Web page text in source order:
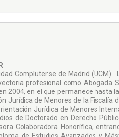
Complutense de Madrid
profesional como Abogada
2004, en el que permanece
Jurídica de Menores de la Fiscalía
Jurídica de Menores
de Doctorado en Derecho
Colaboradora Honorífica,